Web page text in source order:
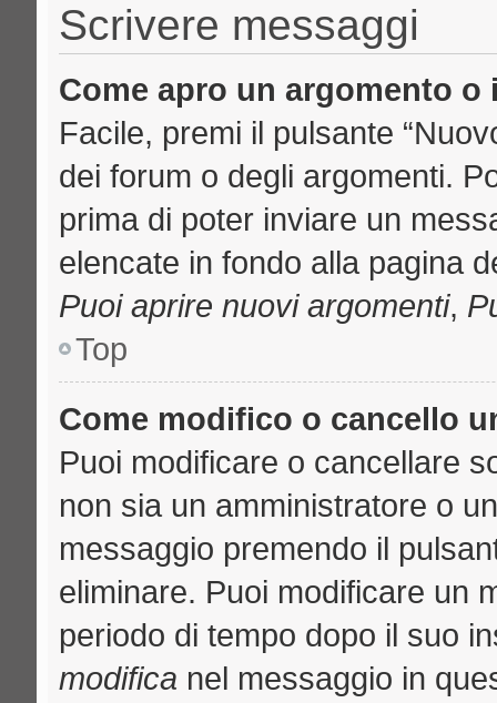
Scrivere messaggi
Come apro un argomento
Facile, premi il pulsante
dei forum o degli argomenti.
prima di poter inviare un
elencate in fondo alla pagina
Puoi aprire nuovi argomenti,
Top
Come modifico o cancello
Puoi modificare o cancellare
non sia un amministratore o
messaggio premendo il
eliminare. Puoi modificare un
periodo di tempo dopo il suo
modifica nel messaggio in